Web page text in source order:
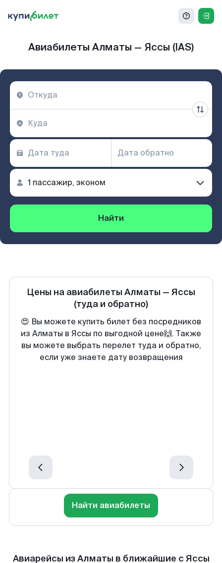
Авиабилеты Алматы — Яссы (IAS)
Найти
Цены на авиабилеты Алматы — Яссы
(туда и обратно)
😍 Вы можете купить билет без посредников
из Алматы в Яссы по выгодной цене🙌. Также
вы можете выбрать перелет туда и обратно,
если уже знаете дату возвращения
Найти авиабилеты
Авиарейсы из Алматы в ближайшие с Яссы